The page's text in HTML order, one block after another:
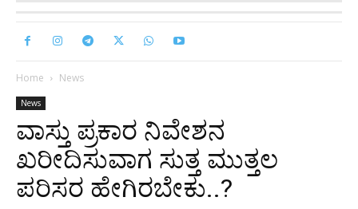
Home News
News
ವಾಸ್ತು ಪ್ರಕಾರ ನಿವೇಶನ
ಖರೀದಿಸುವಾಗ ಸುತ್ತ ಮುತ್ತಲ
ಪರಿಸರ ಹೇಗಿರಬೇಕು..?